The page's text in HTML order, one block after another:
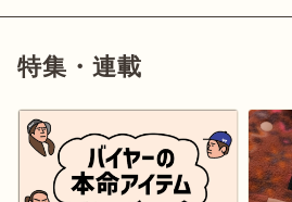
特集・連載